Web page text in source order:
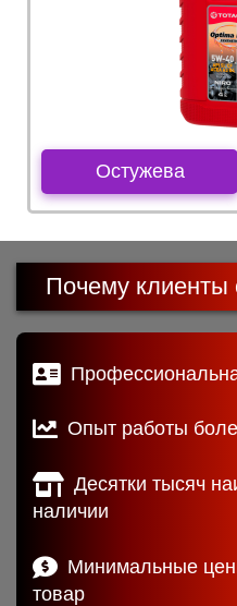
Остужева
Почему
Опыт работы
Десятки тысяч
наличии
Минимальные
товар